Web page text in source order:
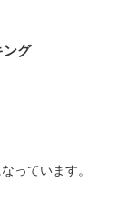
ング
っています。